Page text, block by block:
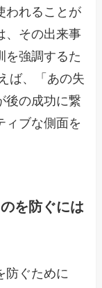
われることが
、その出来事
を強調するた
ば、「あの失
後の成功に繋
ィブな側面を
を防ぐには
防ぐために